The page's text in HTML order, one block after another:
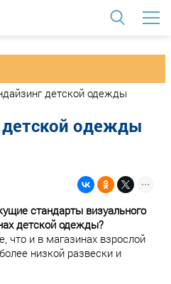
детской одежды
одежды
стандарты визуального
детской одежды?
что и в магазинах взрослой
низкой развески и